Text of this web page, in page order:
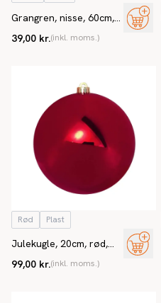
Grangren, nisse, 60cm,
39,00 kr.(inkl. moms.)
Rød Plast
Julekugle, 20cm, rød,
99,00 kr.(inkl. moms.)